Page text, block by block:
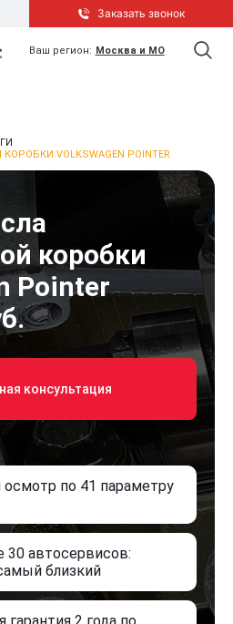
Заказать звонок
Ваш регион: Москва и МО
VOLKSWAGEN POINTER
коробки
Pointer
консультация
по 41 параметру
30 автосервисов:
близкий